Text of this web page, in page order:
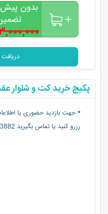
بدون پیش
۳,۰۰۰,۰۰۰
پکیج خرید کت و شلوار
جهت بازدید حضوری یا
رزرو کنید یا تماس بگیرید 09153063882